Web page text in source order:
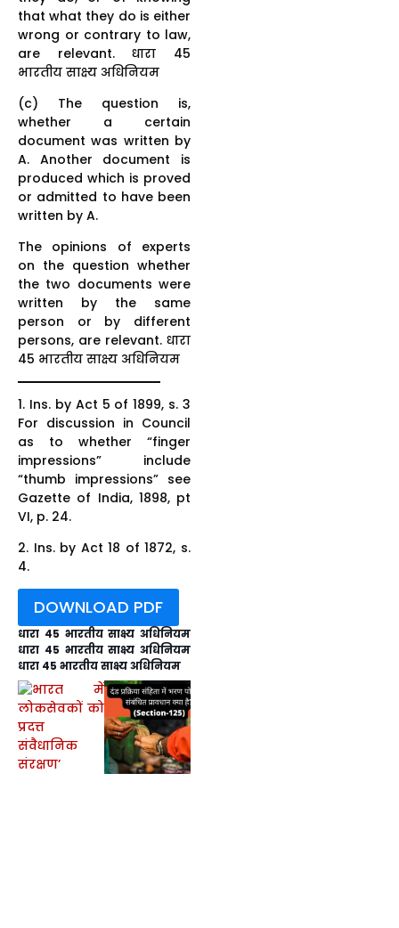
that what they do is either
wrong or contrary to law,
are relevant. धारा 45
भारतीय साक्ष्य अधिनियम
(c) The question is,
whether a certain
document was written by
A. Another document is
produced which is proved
or admitted to have been
written by A.
The opinions of experts
on the question whether
the two documents were
written by the same
person or by different
persons, are relevant. धारा
45 भारतीय साक्ष्य अधिनियम
1. Ins. by Act 5 of 1899, s. 3
For discussion in Council
as to whether “finger
impressions” include
“thumb impressions” see
Gazette of India, 1898, pt
VI, p. 24.
2. Ins. by Act 18 of 1872, s.
4.
DOWNLOAD PDF
धारा 45 भारतीय साक्ष्य अधिनियम
धारा 45 भारतीय साक्ष्य अधिनियम
धारा 45 भारतीय साक्ष्य अधिनियम